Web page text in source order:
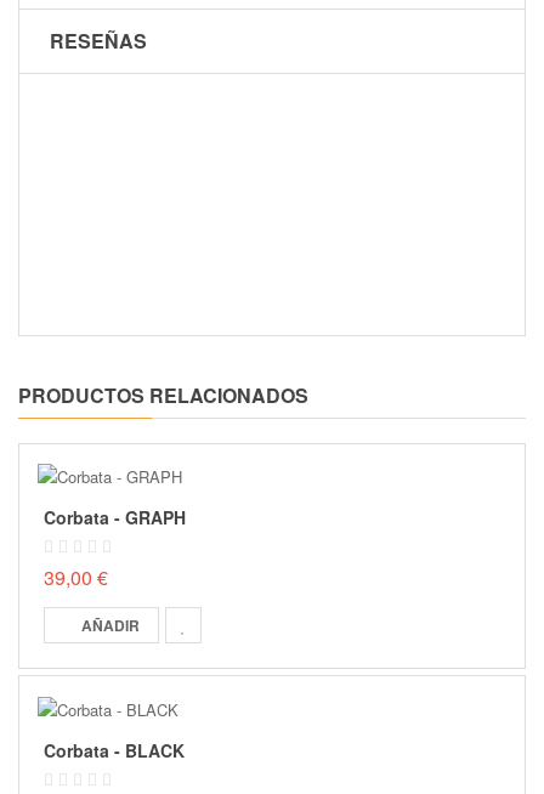
RESEÑAS
PRODUCTOS RELACIONADOS
Corbata - GRAPH
39,00 €
AÑADIR
Corbata - BLACK